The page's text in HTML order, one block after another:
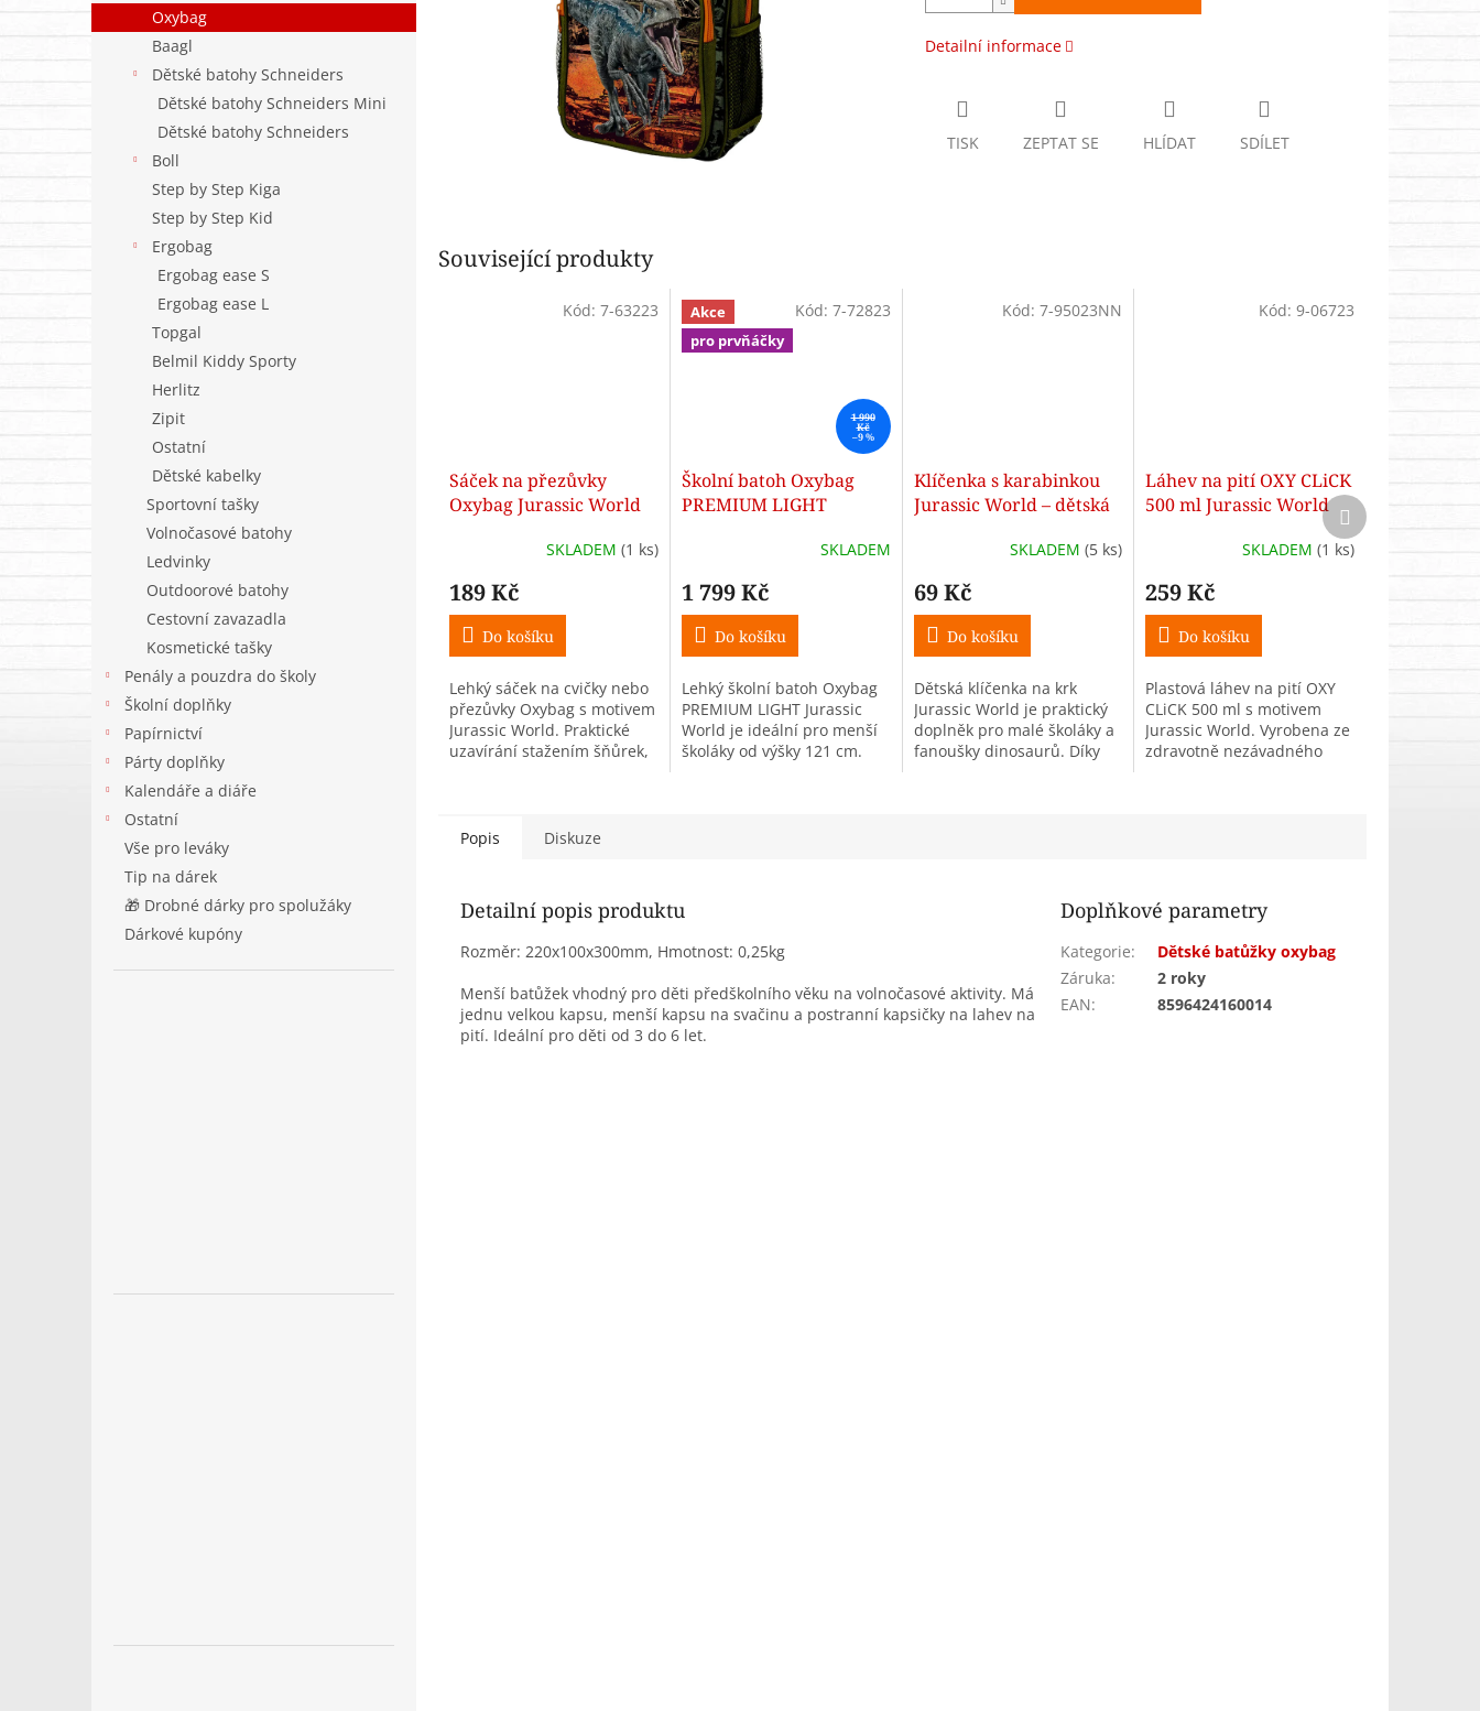
e
Oxybag
Baagl
Dětské batohy Schneiders
Dětské batohy Schneiders Mini
Dětské batohy Schneiders
Boll
Step by Step Kiga
Step by Step Kid
Ergobag
Ergobag ease S
Ergobag ease L
Topgal
Belmil Kiddy Sporty
Herlitz
Zipit
Ostatní
Dětské kabelky
Sportovní tašky
Volnočasové batohy
Ledvinky
Outdoorové batohy
Cestovní zavazadla
Kosmetické tašky
Penály a pouzdra do školy
Školní doplňky
Papírnictví
Párty doplňky
Kalendáře a diáře
Ostatní
Vše pro leváky
Tip na dárek
🎁 Drobné dárky pro spolužáky
Dárkové kupóny
Detailní informace
TISK ZEPTAT SE HLÍDAT SDÍLET
Související produkty
Sáček na přezůvky
Oxybag Jurassic World
SKLADEM (1 ks)
189 Kč
Do košíku
Lehký sáček na cvičky nebo
přezůvky Oxybag s motivem
Jurassic World. Praktické
uzavírání stažením šňůrek,
ze...
Kód: 7-63223
Akce
pro prvňáčky
1 990
Kč
–9 %
Školní batoh Oxybag
PREMIUM LIGHT
SKLADEM
1 799 Kč
Do košíku
Lehký školní batoh Oxybag
PREMIUM LIGHT Jurassic
World je ideální pro menší
školáky od výšky 121 cm.
Kód: 7-72823
Klíčenka s karabinkou
Jurassic World – dětská
SKLADEM(5 ks)
69 Kč
Do košíku
Dětská klíčenka na krk
Jurassic World je praktický
doplněk pro malé školáky a
fanoušky dinosaurů. Díky
Kód:7-95023NN
Láhev na pití OXY CLiCK
500 ml Jurassic World
SKLADEM (1 ks)
259 Kč
Do košíku
Plastová láhev na pití OXY
CLiCK 500 ml s motivem
Jurassic World. Vyrobena ze
zdravotně nezávadného
Kód: 9-06723
Další
produkt
Popis Diskuze
Detailní popis produktu
Rozměr: 220x100x300mm, Hmotnost: 0,25kg
Menší batůžek vhodný pro děti předškolního věku na volnočasové aktivity. Má
jednu velkou kapsu, menší kapsu na svačinu a postranní kapsičky na lahev na
pití. Ideální pro děti od 3 do 6 let.
Doplňkové parametry
Kategorie:
Dětské batůžky oxybag
Záruka:
2 roky
EAN: 8596424160014